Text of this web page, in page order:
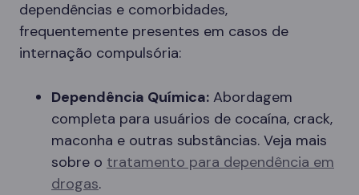
dependências e comorbidades,
frequentemente presentes em casos de
internação compulsória:
Dependência Química: Abordagem
completa para usuários de cocaína, crack,
maconha e outras substâncias. Veja mais
sobre o tratamento para dependência em
drogas.